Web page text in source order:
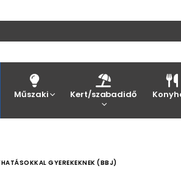
Műszaki Kert/szabadidő
GYEREKEKNEK (BBJ)